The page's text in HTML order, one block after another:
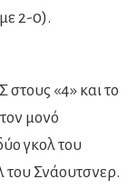
2-0).
«4» και το
μονό
γκολ του
του Σνάουτσνερ.